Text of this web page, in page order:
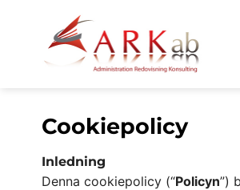
content
Cookiepolicy
Inledning
Denna cookiepolicy (“Policyn”)